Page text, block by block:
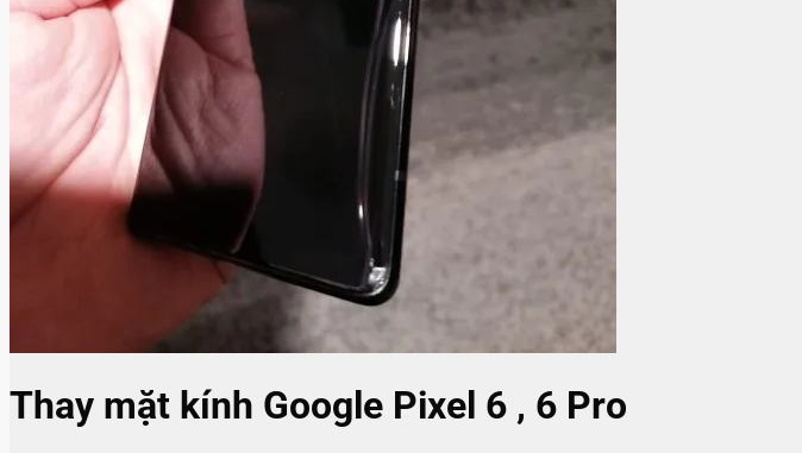
Thay mặt kính Google Pixel 6 , 6 Pro